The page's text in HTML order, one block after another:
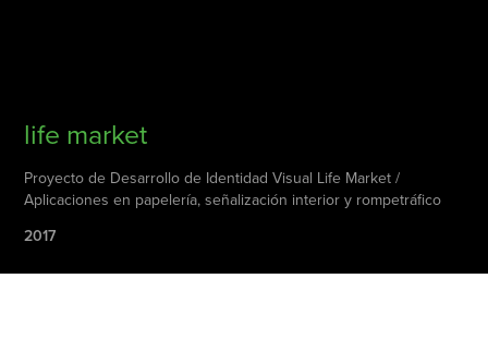
life market
Proyecto de Desarrollo de Identidad Visual Life Market /
Aplicaciones en papelería, señalización interior y rompetráfico
2017